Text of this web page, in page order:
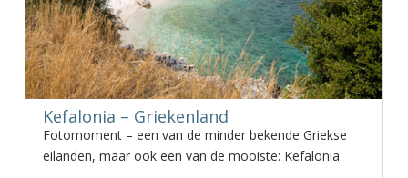
Kefalonia – Griekenland
Fotomoment – een van de minder bekende Griekse
eilanden, maar ook een van de mooiste: Kefalonia